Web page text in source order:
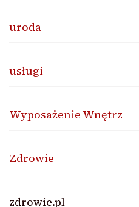
uroda
usługi
Wyposażenie Wnętrz
Zdrowie
zdrowie.pl